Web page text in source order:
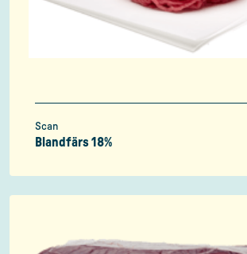
Scan
Blandfärs 18%